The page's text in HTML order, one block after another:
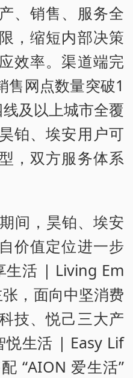
、销售、服务全
，缩短内部决策
效率。渠道端完
售网点数量突破1
及以上城市全覆
铂、埃安用户可
，双方服务体系
间，昊铂、埃安
价值定位进一步
生活 | Living Em
，面向中坚消费
技、悦己三大产
悦生活 | Easy Lif
“AION 爱生活”